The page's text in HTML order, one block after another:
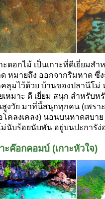
ะดอกไม้ เป็นเกาะที่ดีเยี่ยมส
หมายถึง ออกจากริมหาด ซึ่ง
ลุมไว้ด้วย บ้านของปลานีโม่
เหมาะ ดี เยี่ยม สนุก สำหรับ
งวัย มาที่นี้สนุกทุกคน (เพรา
โคลงเคลง) นอนบนหาดสบา
นับร้อยนับพัน อยู่บนปะการัง่
ะค๊อกคอมบ์ (เกาะหัวใจ)